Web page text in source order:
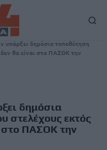
υπάρξει δημόσια τοποθέτηση
θα είναι στο ΠΑΣΟΚ την
δημόσια
στελέχους εκτός
στο ΠΑΣΟΚ την